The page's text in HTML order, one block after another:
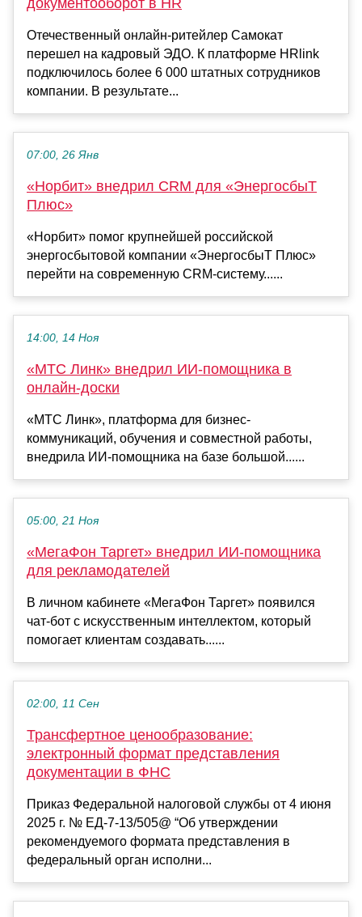
документооборот в HR
Отечественный онлайн-ритейлер Самокат
перешел на кадровый ЭДО. К платформе HRlink
подключилось более 6 000 штатных сотрудников
компании. В результате...
07:00, 26 Янв
«Норбит» внедрил CRM для «ЭнергосбыТ
Плюс»
«Норбит» помог крупнейшей российской
энергосбытовой компании «ЭнергосбыТ Плюс»
перейти на современную CRM-систему......
14:00, 14 Ноя
«МТС Линк» внедрил ИИ-помощника в
онлайн-доски
«МТС Линк», платформа для бизнес-
коммуникаций, обучения и совместной работы,
внедрила ИИ-помощника на базе большой......
05:00, 21 Ноя
«МегаФон Таргет» внедрил ИИ-помощника
для рекламодателей
В личном кабинете «МегаФон Таргет» появился
чат-бот с искусственным интеллектом, который
помогает клиентам создавать......
02:00, 11 Сен
Трансфертное ценообразование:
электронный формат представления
документации в ФНС
Приказ Федеральной налоговой службы от 4 июня
2025 г. № ЕД-7-13/505@ “Об утверждении
рекомендуемого формата представления в
федеральный орган исполни...